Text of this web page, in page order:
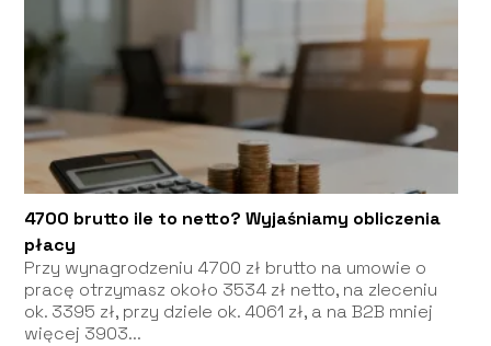
4700 brutto ile to netto? Wyjaśniamy obliczenia
płacy
Przy wynagrodzeniu 4700 zł brutto na umowie o
pracę otrzymasz około 3534 zł netto, na zleceniu
ok. 3395 zł, przy dziele ok. 4061 zł, a na B2B mniej
więcej 3903...